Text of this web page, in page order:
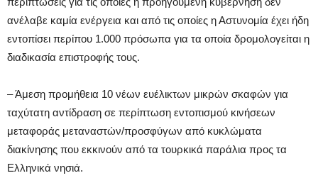
ανέλαβε καμία ενέργεια και από τις οποίες η Αστυνομία έχει ήδη
εντοπίσει περίπου 1.000 πρόσωπα για τα οποία δρομολογείται η
διαδικασία επιστροφής τους.
– Άμεση προμήθεια 10 νέων ευέλικτων μικρών σκαφών για
ταχύτατη αντίδραση σε περίπτωση εντοπισμού κινήσεων
μεταφοράς μεταναστών/προσφύγων από κυκλώματα
διακίνησης που εκκινούν από τα τουρκικά παράλια προς τα
Ελληνικά νησιά.